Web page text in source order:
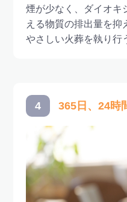
煙が少なく、ダイオキ
える物質の排出量を抑
やさしい火葬を執り行
4 365日、24時